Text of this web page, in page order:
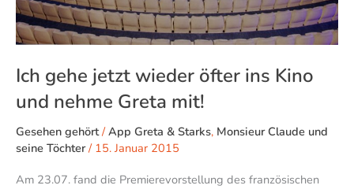
Ich gehe jetzt wieder öfter ins Kino
und nehme Greta mit!
Gesehen gehört/App Greta & Starks, Monsieur Claude und
seine Töchter/ 15. Januar 2015
Am 23.07. fand die Premierevorstellung des französischen